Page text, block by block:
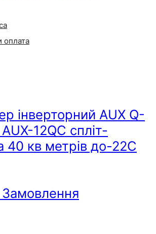
оплата
інверторний AUX Q-
12QC спліт-
40 кв метрів до-22С